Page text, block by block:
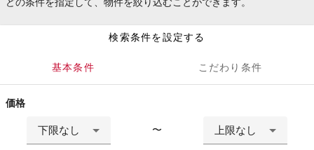
検索条件を設定する
基本条件 こだわり条件
価格
下限なし 〜 上限なし